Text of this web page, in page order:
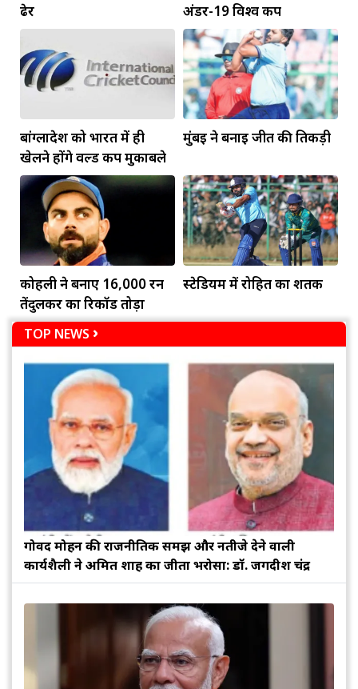
ढेर अंडर-19 विश्व कप
बांग्लादेश को भारत में ही
खेलने होंगे वर्ल्ड कप मुकाबले
मुंबई ने बनाई जीत की तिकड़ी
कोहली ने बनाए 16,000 रन
तेंदुलकर का रिकॉर्ड तोड़ा
स्टेडियम में रोहित का शतक
TOP NEWS
गोविंद मोहन की राजनीतिक समझ और नतीजे देने वाली
कार्यशैली ने अमित शाह का जीता भरोसा: डॉ. जगदीश चंद्र